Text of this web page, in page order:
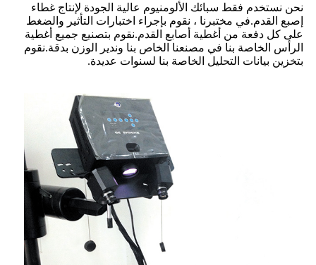
نحن نستخدم فقط سبائك الألومنيوم عالية الجودة لإنتاج غطاء
إصبع القدم.في مختبرنا ، نقوم بإجراء اختبارات التأثير والضغط
على كل دفعة من أغطية أصابع القدم.نقوم بتصنيع جميع أغطية
الرأس الخاصة بنا في مصنعنا الخاص بنا وندير الوزن بدقة.نقوم
بتخزين بيانات التحليل الخاصة بنا لسنوات عديدة.